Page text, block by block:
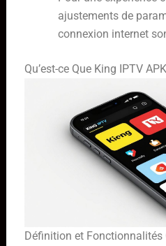
ajustements de
connexion internet
Qu’est-ce Que King IPTV
Définition et Fonctionnalités